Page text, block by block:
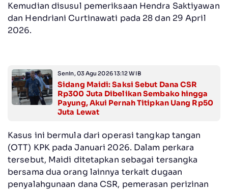
Kemudian disusul pemeriksaan Hendra Saktiyawan
dan Hendriani Curtinawati pada 28 dan 29 April
2026.
Senin, 03 Agu 2026 13:12 WIB
Sidang Maidi: Saksi Sebut Dana CSR
Rp300 Juta Dibelikan Sembako hingga
Payung, Akui Pernah Titipkan Uang Rp50
Juta Lewat
‎Kasus ini bermula dari operasi tangkap tangan
(OTT) KPK pada Januari 2026. Dalam perkara
tersebut, Maidi ditetapkan sebagai tersangka
bersama dua orang lainnya terkait dugaan
penyalahgunaan dana CSR, pemerasan perizinan